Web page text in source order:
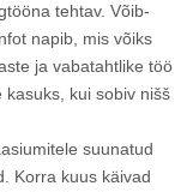
tehtav. Võib-
napib, mis võiks
ja vabatahtlike töö
kui sobiv nišš
suunatud
Korra kuus käivad